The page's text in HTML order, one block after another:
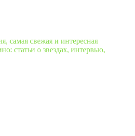
самая свежая и интересная
статьи о звездах, интервью,